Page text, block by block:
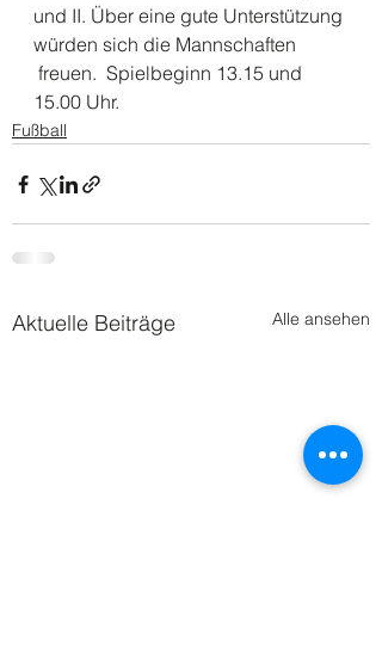
und II. Über eine gute Unterstützung
würden sich die Mannschaften
freuen.  Spielbeginn 13.15 und
15.00 Uhr.
Fußball
Aktuelle Beiträge Alle ansehen